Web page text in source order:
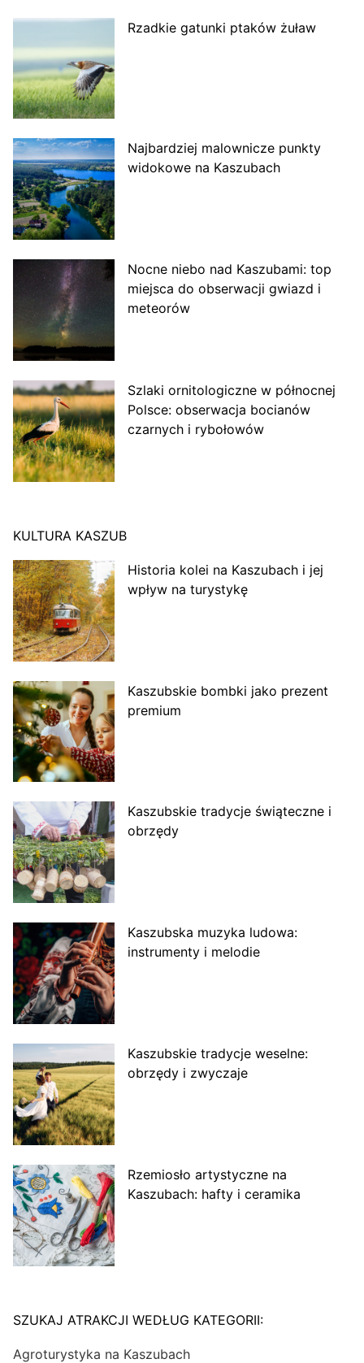
Rzadkie gatunki ptaków żuław
Najbardziej malownicze punkty
widokowe na Kaszubach
Nocne niebo nad Kaszubami: top
miejsca do obserwacji gwiazd i
meteorów
Szlaki ornitologiczne w północnej
Polsce: obserwacja bocianów
czarnych i rybołowów
KULTURA KASZUB
Historia kolei na Kaszubach i jej
wpływ na turystykę
Kaszubskie bombki jako prezent
premium
Kaszubskie tradycje świąteczne i
obrzędy
Kaszubska muzyka ludowa:
instrumenty i melodie
Kaszubskie tradycje weselne:
obrzędy i zwyczaje
Rzemiosło artystyczne na
Kaszubach: hafty i ceramika
SZUKAJ ATRAKCJI WEDŁUG KATEGORII:
Agroturystyka na Kaszubach